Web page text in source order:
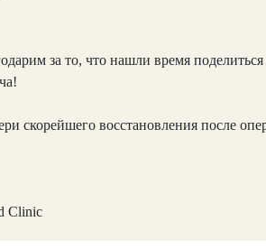
за то, что нашли время
скорейшего восстановления после
Clinic